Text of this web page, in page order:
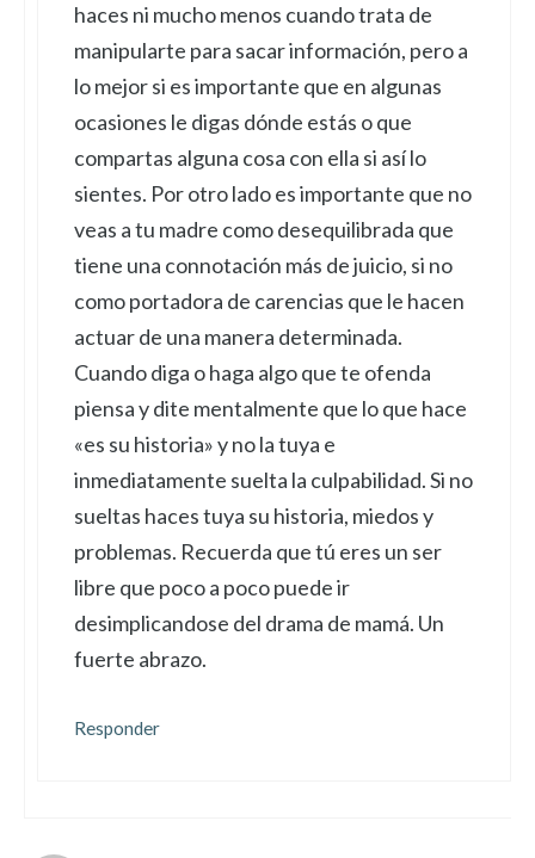
haces ni mucho menos cuando trata de
manipularte para sacar información, pero a
lo mejor si es importante que en algunas
ocasiones le digas dónde estás o que
compartas alguna cosa con ella si así lo
sientes. Por otro lado es importante que no
veas a tu madre como desequilibrada que
tiene una connotación más de juicio, si no
como portadora de carencias que le hacen
actuar de una manera determinada.
Cuando diga o haga algo que te ofenda
piensa y dite mentalmente que lo que hace
«es su historia» y no la tuya e
inmediatamente suelta la culpabilidad. Si no
sueltas haces tuya su historia, miedos y
problemas. Recuerda que tú eres un ser
libre que poco a poco puede ir
desimplicandose del drama de mamá. Un
fuerte abrazo.
Responder